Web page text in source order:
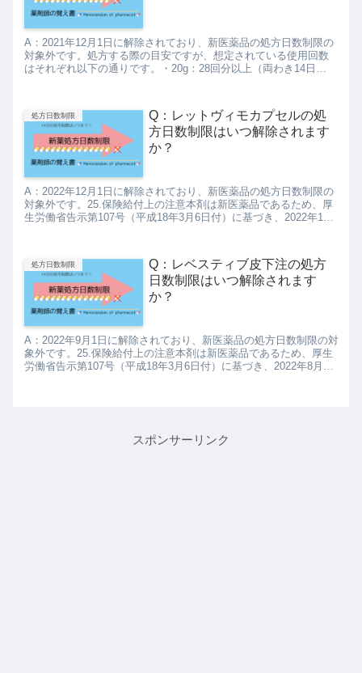
A：2021年12月1日に解除されており、新医薬品の処方日数制限の
対象外です。処方する際の目安ですが、想定されている使用回数
はそれぞれ以下の通りです。・20g：28回分以上（両わき14日
処方日数制限
Q：レットヴィモカプセルの処
方日数制限はいつ解除されます
か？
A：2022年12月1日に解除されており、新医薬品の処方日数制限の
対象外です。25.保険給付上の注意本剤は新医薬品であるため、厚
生労働省告示第107号（平成18年3月6日付）に基づき、2022年11
処方日数制限
Q：レベスティブ皮下注の処方
日数制限はいつ解除されます
か？
A：2022年9月1日に解除されており、新医薬品の処方日数制限の対
象外です。25.保険給付上の注意本剤は新医薬品であるため、厚生
労働省告示第107号（平成18年3月6日付）に基づき、2022年8月末
スポンサーリンク